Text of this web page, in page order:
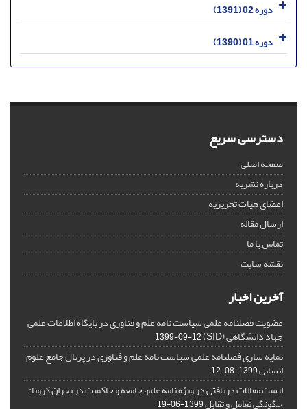
دوره 02 (1391)
دوره 01 (1390)
دسترسی سریع
صفحه اصلی
درباره نشریه
اعضای هیات تحریریه
ارسال مقاله
تماس با ما
نقشه سایت
آخرین اخبار
عضویت فصلنامه علمی سیاست نامه علم و فناوری در پایگاه اطلاعات علمی
جهاد دانشگاهی (SID) 1399-09-12
نمایه سازی فصلنامه علمی سیاست نامه علم و فناوری در پرتال جامع علوم
انسانی1399-08-12
لیست مقالات دریافتی در ویژه نامه علم، جامعه و حاکمیت در بحران کرونا:
چگونگی تعامل و تقابل1399-06-19